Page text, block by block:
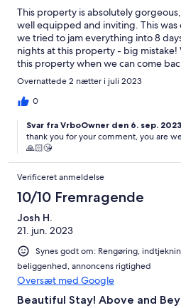
This property is absolutely
well equipped and inviting. This
we tried to jam everything into 8
nights at this property - big mistake!
this property when we can come
one week just hanging and
bars and local shopping in Eze
to go back soon! 😊💖
Overnattede 2 nætter i juli 2023
0
Svar fra VrboOwner den 6. sep. 2023
thank you for your comment, you are
🙏🏻😘
Verificeret anmeldelse
10/10 Fremragende
Josh H.
21. jun. 2023
Synes godt om: Rengøring,
beliggenhed, annoncens rigtighed
Oversæt med Google
Beautiful Stay! Above and